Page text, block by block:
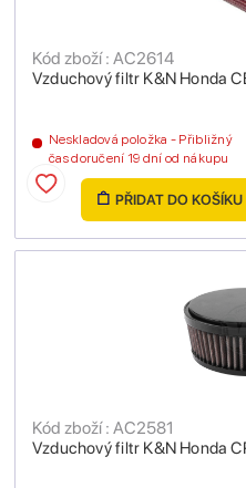
Vzduchový filtr K&N Honda
Kód zboží : AC2614
Neskladová položka - Přibližný
čas doručení 19 dní od nákupu
PŘIDAT DO KOŠÍKU
Vzduchový filtr K&N Honda
Kód zboží : AC2581